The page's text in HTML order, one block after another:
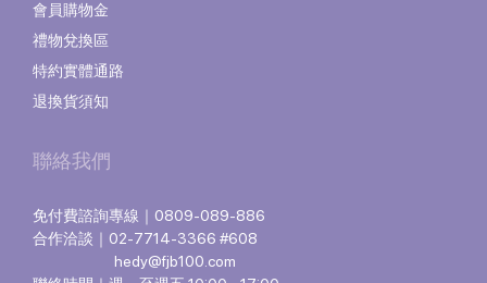
會員購物金
禮物兌換區
特約實體通路
退換貨須知
聯絡我們
免付費諮詢專線｜0809-089-886
合作洽談｜02-7714-3366 #608
hedy@fjb100.com